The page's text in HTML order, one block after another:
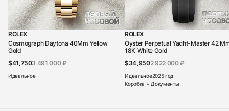
ROLEX
Cosmograph Daytona 40Mm Yellow
Gold
$41,7503 491 000 ₽
Идеальное
ROLEX
Oyster Perpetual Yacht-Master 42
18K White Gold
$34,9502 922 000 ₽
Идеальное2025 год
Коробка + Документы